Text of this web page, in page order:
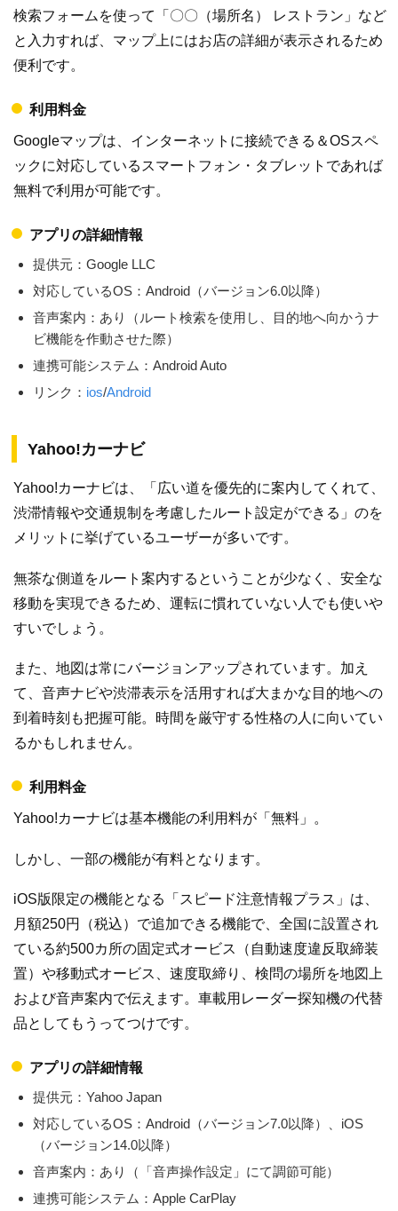
検索フォームを使って「〇〇（場所名） レストラン」など
と入力すれば、マップ上にはお店の詳細が表示されるため
便利です。
利用料金
Googleマップは、インターネットに接続できる＆OSスペ
ックに対応しているスマートフォン・タブレットであれば
無料で利用が可能です。
アプリの詳細情報
提供元：Google LLC
対応しているOS：Android（バージョン6.0以降）
音声案内：あり（ルート検索を使用し、目的地へ向かうナ
ビ機能を作動させた際）
連携可能システム：Android Auto
リンク： ios/Android
Yahoo!カーナビ
Yahoo!カーナビは、「広い道を優先的に案内してくれて、
渋滞情報や交通規制を考慮したルート設定ができる」のを
メリットに挙げているユーザーが多いです。
無茶な側道をルート案内するということが少なく、安全な
移動を実現できるため、運転に慣れていない人でも使いや
すいでしょう。
また、地図は常にバージョンアップされています。加え
て、音声ナビや渋滞表示を活用すれば大まかな目的地への
到着時刻も把握可能。時間を厳守する性格の人に向いてい
るかもしれません。
利用料金
Yahoo!カーナビは基本機能の利用料が「無料」。
しかし、一部の機能が有料となります。
iOS版限定の機能となる「スピード注意情報プラス」は、
月額250円（税込）で追加できる機能で、全国に設置され
ている約500カ所の固定式オービス（自動速度違反取締装
置）や移動式オービス、速度取締り、検問の場所を地図上
および音声案内で伝えます。車載用レーダー探知機の代替
品としてもうってつけです。
アプリの詳細情報
提供元：Yahoo Japan
対応しているOS：Android（バージョン7.0以降）、iOS
（バージョン14.0以降）
音声案内：あり（「音声操作設定」にて調節可能）
連携可能システム：Apple CarPlay